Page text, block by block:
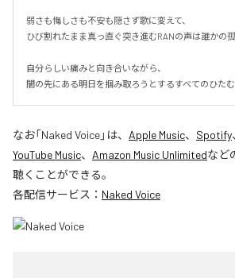
弱さも悔しさも不安も隠さず歌に変えて、
ひび割れたまま真っ直ぐ突き進むRANの声は誰かの
自分らしい痛みと向き合いながら、
闇の先にある明日を掴み取ろうとするすべてのひたむ
なお「Naked Voice」は、 Apple Music、 Spotify
YouTube Music、 Amazon Music Unlimitedなど
聴くことができる。
各配信サービス： Naked Voice